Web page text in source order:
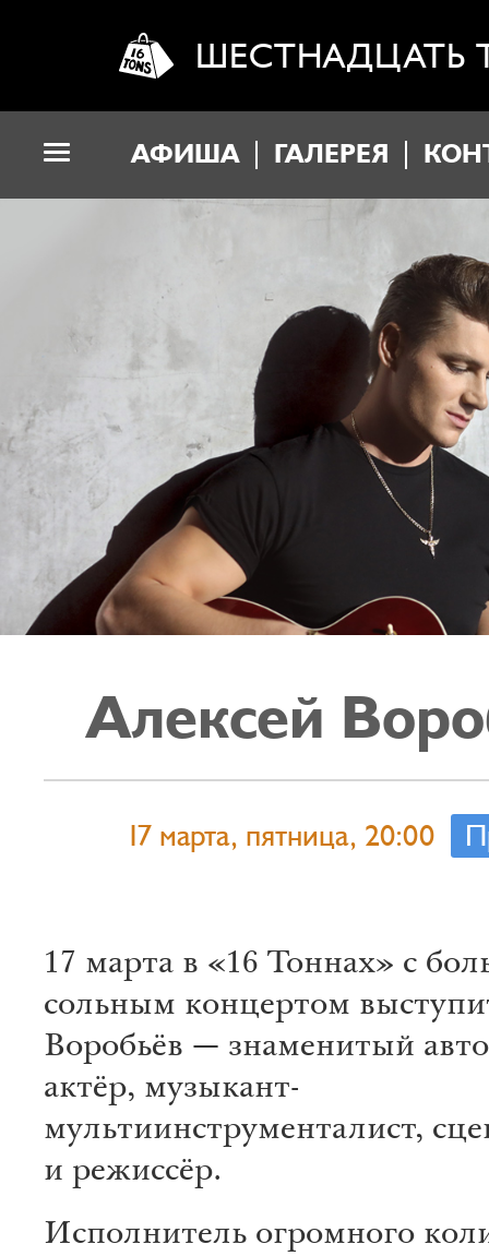
ШЕСТНАДЦАТЬ
АФИША ГАЛЕРЕЯ
Алексей
17 марта, пятница, 20:00
17 марта в «16 Тоннах» с
сольным концертом
Воробьёв — знаменитый
актёр, музыкант-
мультиинструменталист,
и режиссёр.
Исполнитель огромного